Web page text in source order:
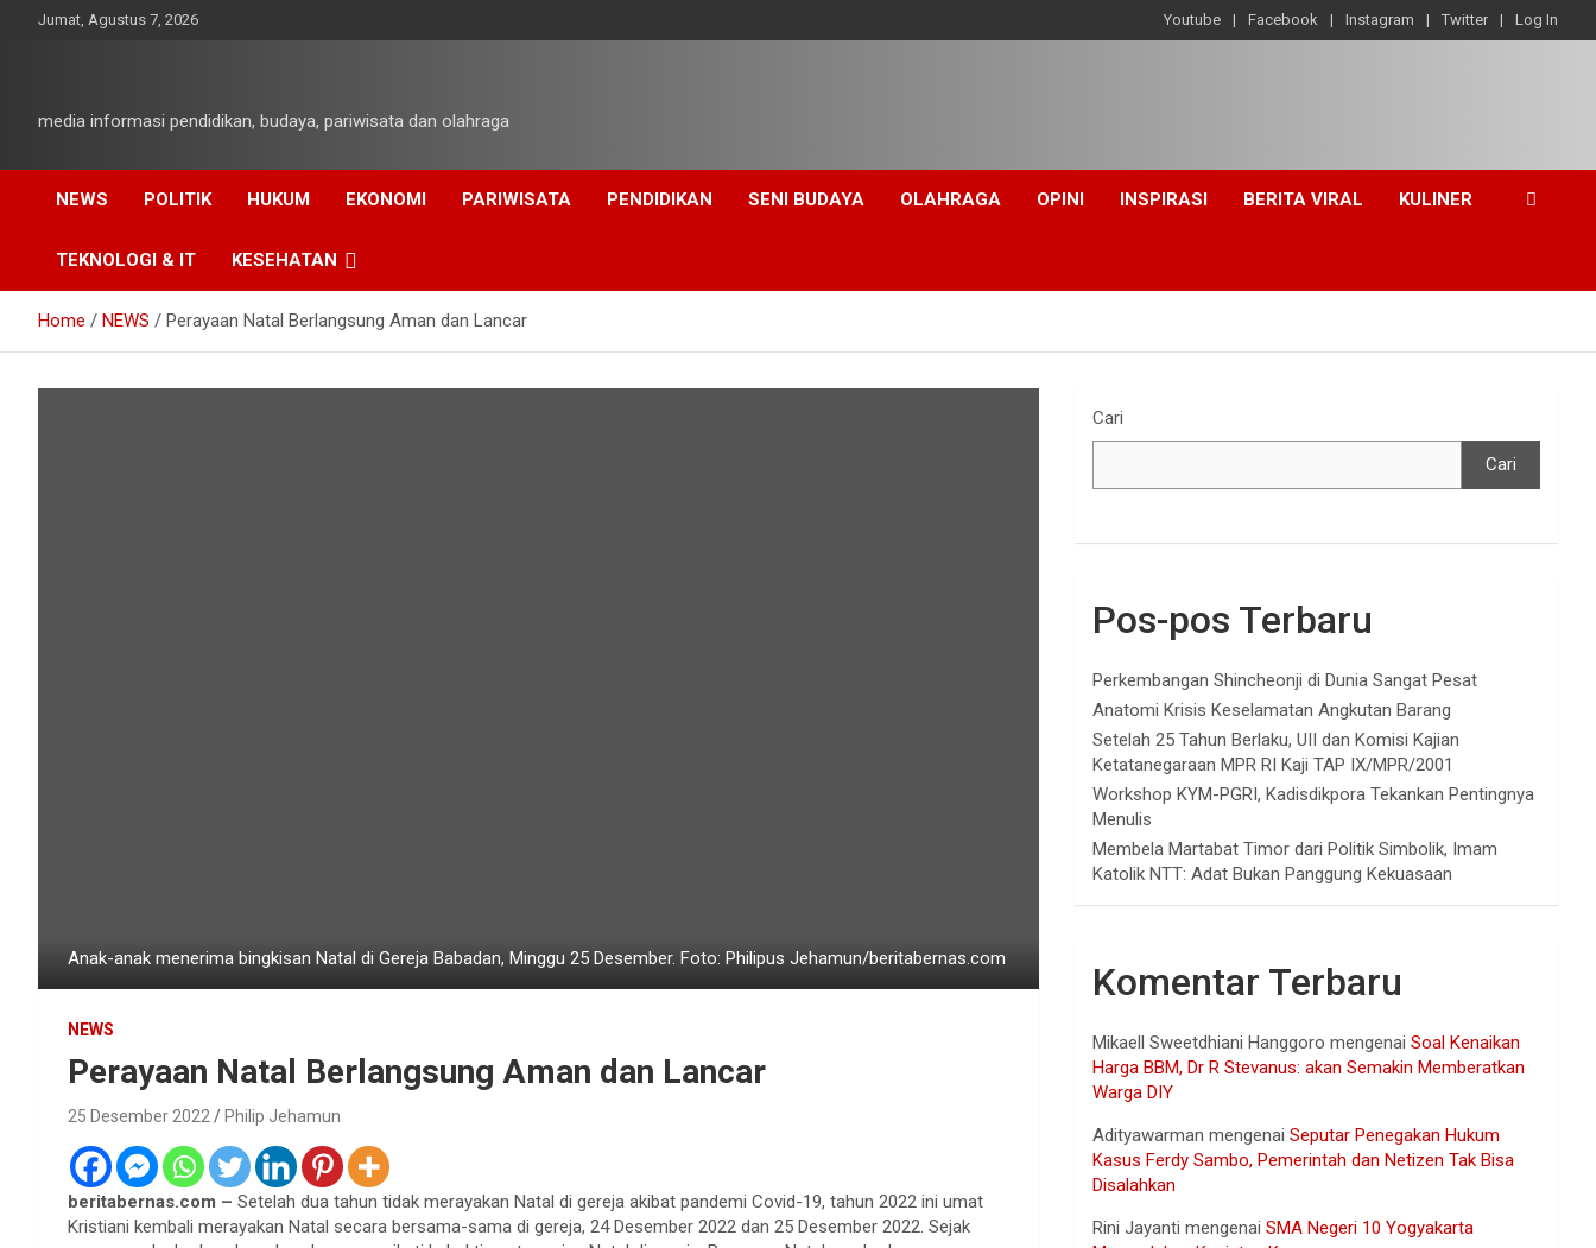
Jumat, Agustus 7, 2026 Youtube Facebook Instagram Twitter Log In
media informasi pendidikan, budaya, pariwisata dan olahraga
NEWS POLITIK HUKUM EKONOMI PARIWISATA PENDIDIKAN SENI BUDAYA OLAHRAGA OPINI INSPIRASI BERITA VIRAL KULINER
TEKNOLOGI & IT KESEHATAN
Home NEWS Perayaan Natal Berlangsung Aman dan Lancar
Anak-anak menerima bingkisan Natal di Gereja Babadan, Minggu 25 Desember. Foto: Philipus Jehamun/beritabernas.com
NEWS
Perayaan Natal Berlangsung Aman dan Lancar
25 Desember 2022 Philip Jehamun
beritabernas.com – Setelah dua tahun tidak merayakan Natal di gereja akibat pandemi Covid-19, tahun 2022 ini umat
Kristiani kembali merayakan Natal secara bersama-sama di gereja, 24 Desember 2022 dan 25 Desember 2022. Sejak
Cari
Cari
Pos-pos Terbaru
Perkembangan Shincheonji di Dunia Sangat Pesat
Anatomi Krisis Keselamatan Angkutan Barang
Setelah 25 Tahun Berlaku, UII dan Komisi Kajian
Ketatanegaraan MPR RI Kaji TAP IX/MPR/2001
Workshop KYM-PGRI, Kadisdikpora Tekankan Pentingnya
Menulis
Membela Martabat Timor dari Politik Simbolik, Imam
Katolik NTT: Adat Bukan Panggung Kekuasaan
Komentar Terbaru
Mikaell Sweetdhiani Hanggoro mengenaiSoal Kenaikan
Harga BBM, Dr R Stevanus: akan Semakin Memberatkan
Warga DIY
Adityawarman mengenaiSeputar Penegakan Hukum
Kasus Ferdy Sambo, Pemerintah dan Netizen Tak Bisa
Disalahkan
Rini Jayanti mengenaiSMA Negeri 10 Yogyakarta